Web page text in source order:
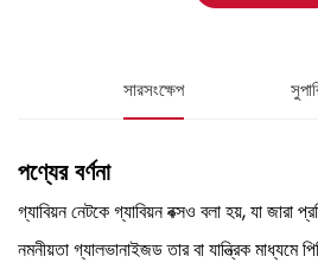
সারসংক্ষেপ
পণ্যের বর্ণনা
গ্যাবিয়ন নেটকে গ্যাবিয়ন বক্সও বলা হয়, যা জারা
নমনীয়তা গ্যালভানাইজড তার বা যান্ত্রিক মাধ্যমে